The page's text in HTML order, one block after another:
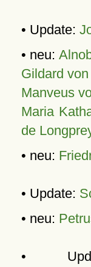
• Update:
• neu:
Gildard
Manveus
Maria
de
• neu:
• Update:
• neu:
•